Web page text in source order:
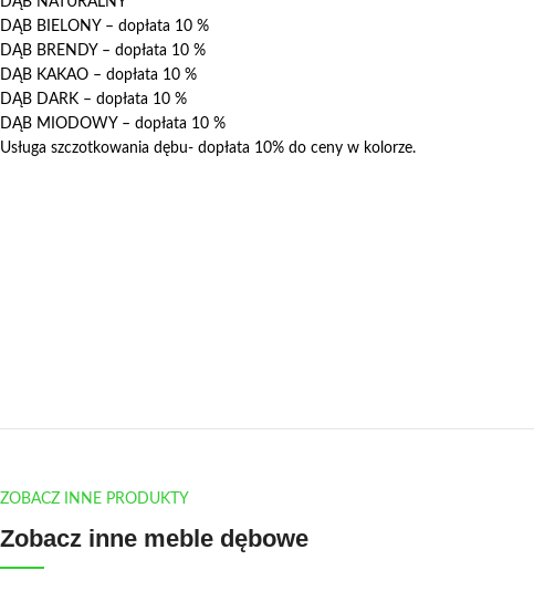
DĄB BIELONY – dopłata 10 %
DĄB BRENDY – dopłata 10 %
DĄB KAKAO – dopłata 10 %
DĄB DARK – dopłata 10 %
DĄB MIODOWY – dopłata 10 %
Usługa szczotkowania dębu- dopłata 10% do ceny w kolorze.
ZOBACZ INNE PRODUKTY
Zobacz inne meble dębowe